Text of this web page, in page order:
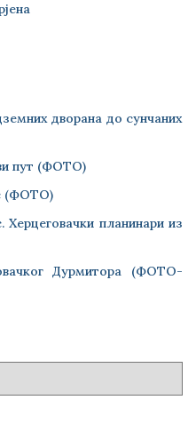
дворана до сунчаних
пут (ФОТО)
(ФОТО)
планинари из
Дурмитора (ФОТО-